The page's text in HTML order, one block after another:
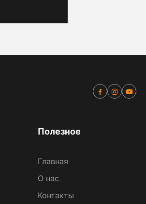
Полезное
Главная
О нас
Контакты